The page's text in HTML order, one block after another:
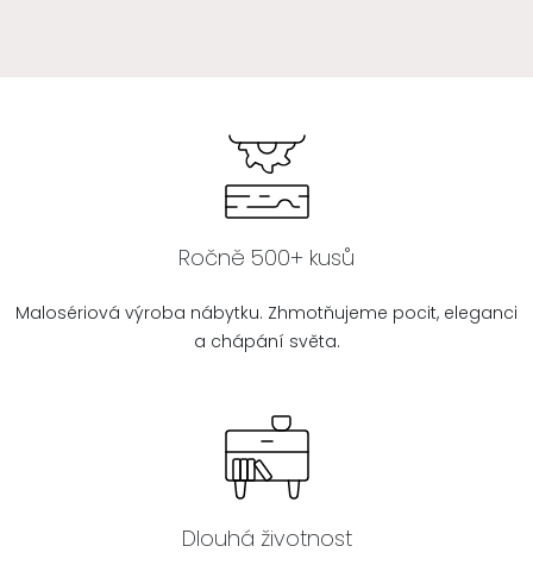
Ročně 500+ kusů
Malosériová výroba nábytku. Zhmotňujeme pocit, eleganci
a chápání světa.
Dlouhá životnost